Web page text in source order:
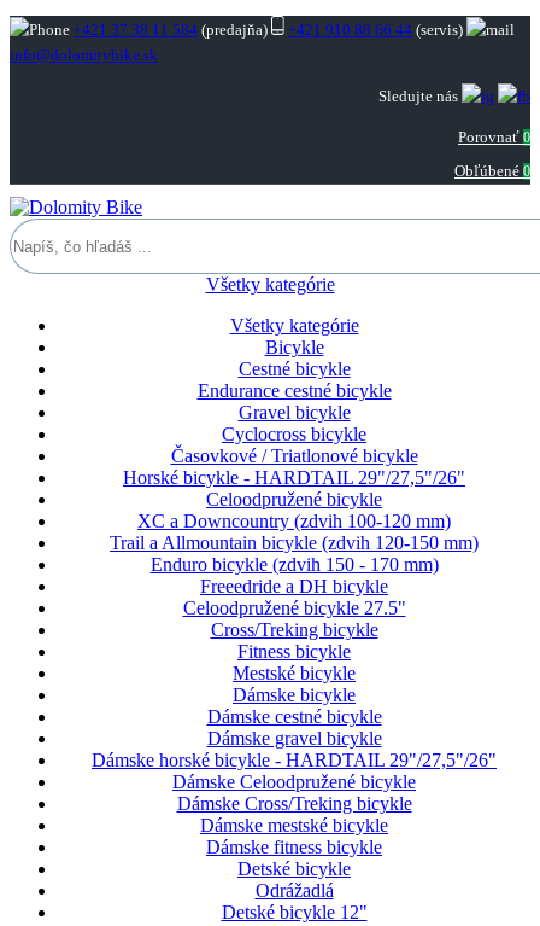
+421 37 38 11 584 (predajňa) +421 910 88 66 44 (servis)
info@dolomitybike.sk
Sledujte nás
Porovnať 0
Obľúbené 0
Všetky kategórie
Všetky kategórie
Bicykle
Cestné bicykle
Endurance cestné bicykle
Gravel bicykle
Cyclocross bicykle
Časovkové / Triatlonové bicykle
Horské bicykle - HARDTAIL 29"/27,5"/26"
Celoodpružené bicykle
XC a Downcountry (zdvih 100-120 mm)
Trail a Allmountain bicykle (zdvih 120-150 mm)
Enduro bicykle (zdvih 150 - 170 mm)
Freeedride a DH bicykle
Celoodpružené bicykle 27.5"
Cross/Treking bicykle
Fitness bicykle
Mestské bicykle
Dámske bicykle
Dámske cestné bicykle
Dámske gravel bicykle
Dámske horské bicykle - HARDTAIL 29"/27,5"/26"
Dámske Celoodpružené bicykle
Dámske Cross/Treking bicykle
Dámske mestské bicykle
Dámske fitness bicykle
Detské bicykle
Odrážadlá
Detské bicykle 12"